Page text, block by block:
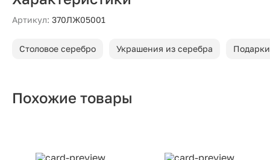
Артикул: 370ЛЖ05001
Столовое серебро Украшения из серебра
Похожие товары